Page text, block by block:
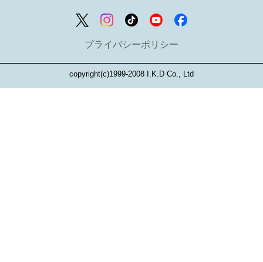
プライバシーポリシー
copyright(c)1999-2008 I.K.D Co., Ltd